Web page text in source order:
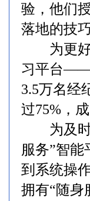
验，他们
落地的技
为更好
习平台
3.5万名经
过75%，
为及时
服务”智
到系统操
拥有“随身